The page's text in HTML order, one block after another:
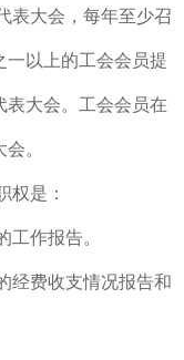
表大会，每年至少召
一以上的工会会员提
表大会。工会会员在
。
是：
作报告。
经费收支情况报告和